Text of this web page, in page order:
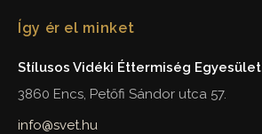
Így ér el minket
Stílusos Vidéki Éttermiség Egyesület
3860 Encs, Petőfi Sándor utca 57.
info@svet.hu